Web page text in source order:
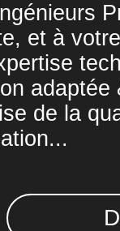
et à
adaptée
de la